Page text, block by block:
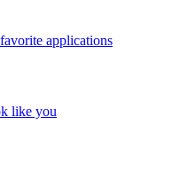
applications
like you